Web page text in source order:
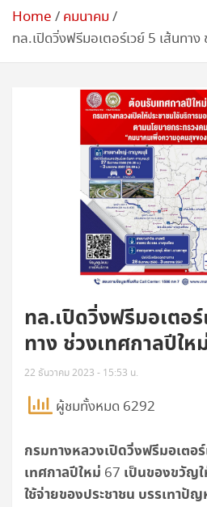
Home
คมนาคม
ทล.เปิดวิ่งฟรีมอเตอร์เวย์ 5 เส้นทา
ทล.เปิดวิ่งฟรีมอเตอร์
ทาง ช่วงเทศกาลปีให
22 ธันวาคม 2023 - 15:53 น.
ผู้ชมทั้งหมด 6292
กรมทางหลวงเปิดวิ่งฟรีมอเตอ
เทศกาลปีใหม่ 67 เป็นของขวัญ
ใช้จ่ายของประชาชน บรรเทาปั